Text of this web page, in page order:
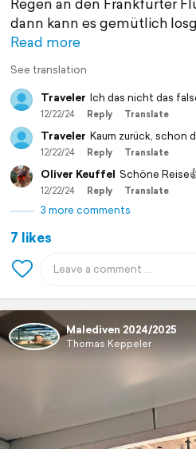
dann kann es gemütlich
Read more
See translation
Traveler Ich das nicht das
12/22/24 Reply Translate
Traveler Kaum zurück, schon
12/22/24 Reply Translate
Oliver Keuffel Schöne
12/22/24 Reply Translate
3 more comments
7 likes
Malediven 2024/2025
Thomas Keppeler